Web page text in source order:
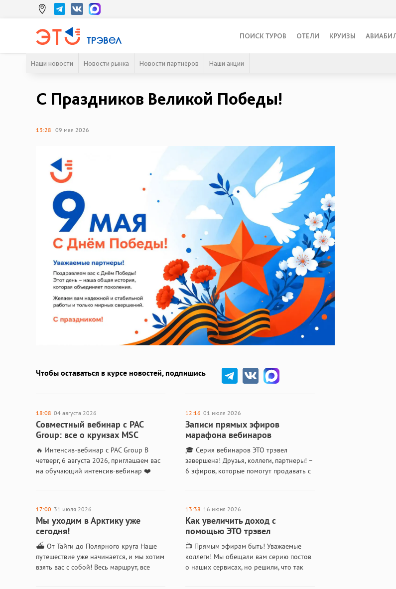
ПОИСК ТУРОВ ОТЕЛИ КРУИЗЫ
Наши новости Новости рынка Новости партнёров Наши акции
С Праздников Великой Победы!
13:28 09 мая 2026
Чтобы оставаться в курсе новостей, подпишись
18:08 04 августа 2026
Совместный вебинар с PAC
Group: все о круизах MSC
🔥 Интенсив-вебинар с PAC Group В
четверг, 6 августа 2026, приглашаем вас
на обучающий интенсив-вебинар ❤️
17:00 31 июля 2026
Мы уходим в Арктику уже
сегодня!
⛴️ От Тайги до Полярного круга Наше
путешествие уже начинается, и мы хотим
взять вас с собой! Весь маршрут, все
12:16 01 июля 2026
Записи прямых эфиров
марафона вебинаров
🎓 Серия вебинаров ЭТО трэвел
завершена! Друзья, коллеги, партнеры! –
6 эфиров, которые помогут продавать с
13:38 16 июня 2026
Как увеличить доход с
помощью ЭТО трэвел
📺 Прямым эфирам быть! Уважаемые
коллеги! Мы обещали вам серию постов
о наших сервисах, но решили, что так